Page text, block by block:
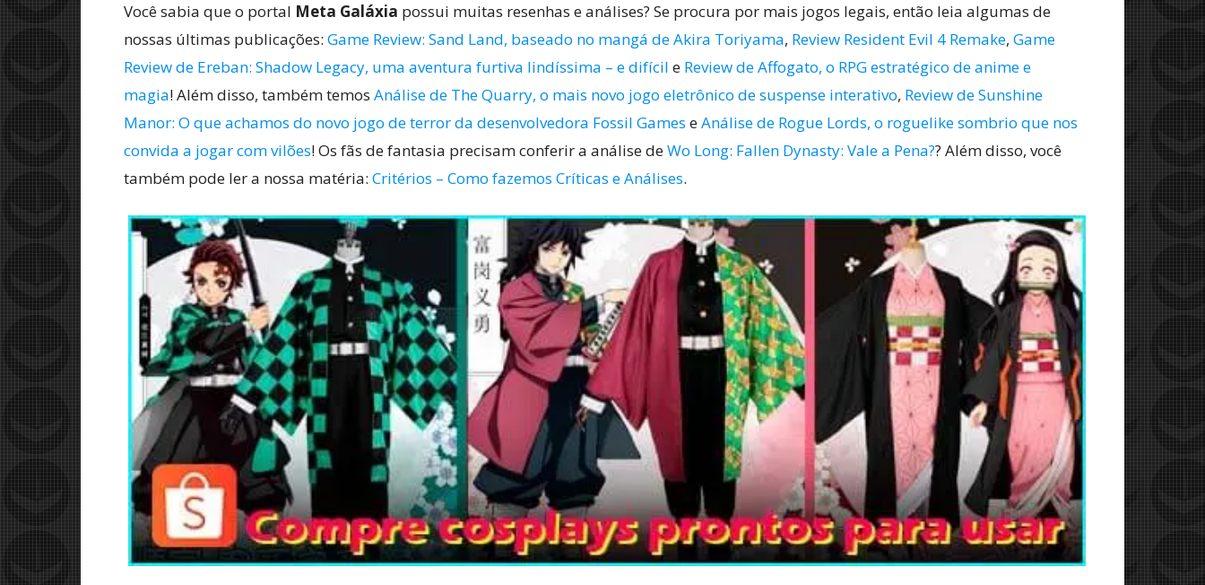
Você sabia que o portal Meta Galáxia possui muitas resenhas e análises? Se procura por mais jogos legais, então leia algumas de
nossas últimas publicações: Game Review: Sand Land, baseado no mangá de Akira Toriyama, Review Resident Evil 4 Remake, Game
Review de Ereban: Shadow Legacy, uma aventura furtiva lindíssima – e difícil e Review de Affogato, o RPG estratégico de anime e
magia! Além disso, também temos Análise de The Quarry, o mais novo jogo eletrônico de suspense interativo, Review de Sunshine
Manor: O que achamos do novo jogo de terror da desenvolvedora Fossil Games eAnálise de Rogue Lords, o roguelike sombrio que nos
convida a jogar com vilões! Os fãs de fantasia precisam conferir a análise deWo Long: Fallen Dynasty: Vale a Pena?? Além disso, você
também pode ler a nossa matéria: Critérios – Como fazemos Críticas e Análises.